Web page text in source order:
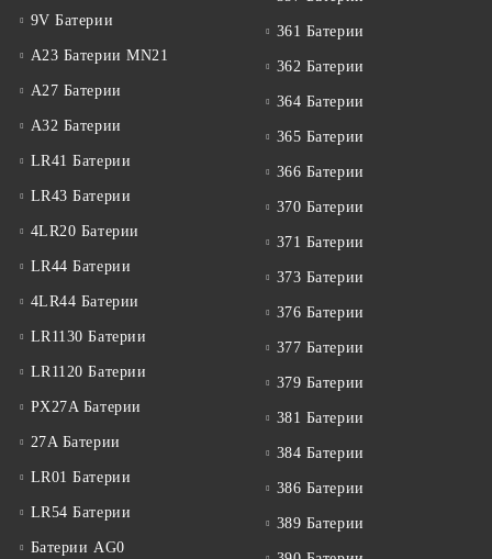
9V Батерии
A23 Батерии MN21
A27 Батерии
A32 Батерии
LR41 Батерии
LR43 Батерии
4LR20 Батерии
LR44 Батерии
4LR44 Батерии
LR1130 Батерии
LR1120 Батерии
PX27A Батерии
27A Батерии
LR01 Батерии
LR54 Батерии
Батерии AG0
361 Батерии
362 Батерии
364 Батерии
365 Батерии
366 Батерии
370 Батерии
371 Батерии
373 Батерии
376 Батерии
377 Батерии
379 Батерии
381 Батерии
384 Батерии
386 Батерии
389 Батерии